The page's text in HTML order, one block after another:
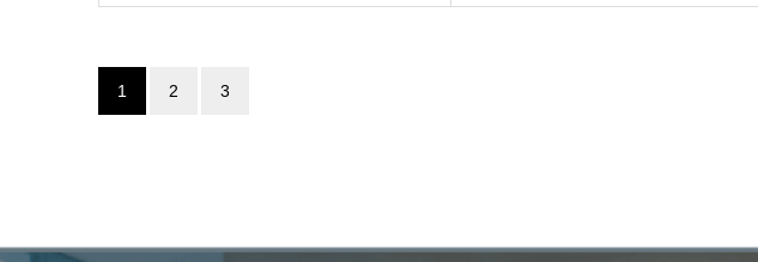
1 2 3